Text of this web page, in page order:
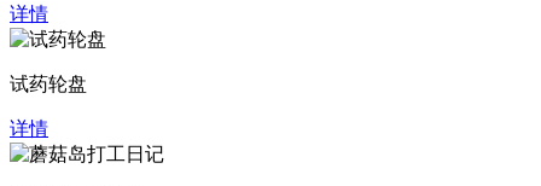
详情
试药轮盘
详情